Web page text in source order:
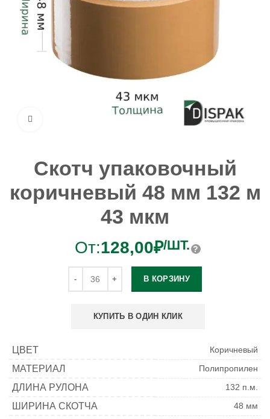
Скотч упаковочный
коричневый 48 мм 132 м
43 мкм
От:128,00₽/ШТ.
В КОРЗИНУ
КУПИТЬ В ОДИН КЛИК
ЦВЕТ Коричневый
МАТЕРИАЛ Полипропилен
ДЛИНА РУЛОНА 132 п.м.
ШИРИНА СКОТЧА 48 мм